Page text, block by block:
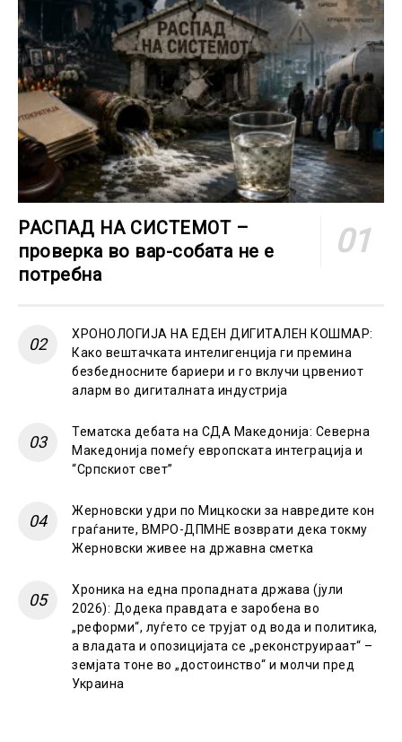
РАСПАД НА СИСТЕМОТ –
проверка во вар-собата не е
потребна
ХРОНОЛОГИЈА НА ЕДЕН ДИГИТАЛЕН КОШМАР:
Како вештачката интелигенција ги премина
безбедносните бариери и го вклучи црвениот
аларм во дигиталната индустрија
Тематска дебата на СДА Македонија: Северна
Македонија помеѓу европската интеграција и
“Српскиот свет”
Жерновски удри по Мицкоски за навредите кон
граѓаните, ВМРО-ДПМНЕ возврати дека токму
Жерновски живее на државна сметка
Хроника на една пропадната држава (јули
2026): Додека правдата е заробена во
„реформи“, луѓето се трујат од вода и политика,
а владата и опозицијата се „реконструираат“ –
земјата тоне во „достоинство“ и молчи пред
Украина